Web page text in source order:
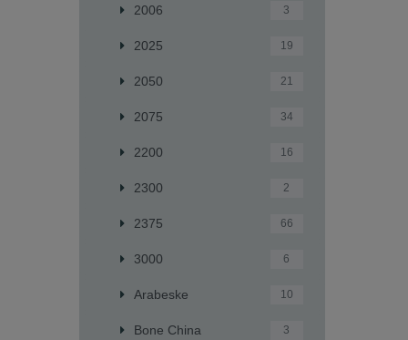
2006 3
2025 19
2050 21
2075 34
2200 16
2300 2
2375 66
3000 6
Arabeske 10
Bone China 3